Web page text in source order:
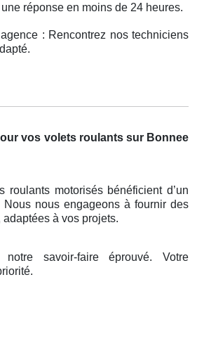
réponse en moins de 24 heures.
: Rencontrez nos techniciens
vos volets roulants sur Bonnee
roulants motorisés bénéficient d’un
Nous nous engageons à fournir des
à vos projets.
savoir-faire éprouvé. Votre